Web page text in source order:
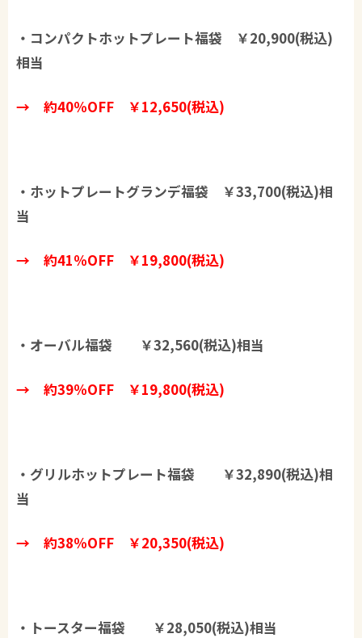
・コンパクトホットプレート福袋​ ￥20,900(税込)
相当
→ 約40％OFF ￥12,650(税込)
・ホットプレートグランデ福袋​ ￥33,700(税込)相
当
→ 約41％OFF ￥19,800(税込)
・オーバル福袋​ ￥32,560(税込)相当
→ 約39％OFF ￥19,800(税込)
・グリルホットプレート福袋 ￥32,890(税込)相
当
→ 約38％OFF ￥20,350(税込)
・トースター福袋 ￥28,050(税込)相当